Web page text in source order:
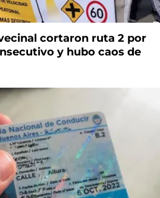
cortaron ruta 2 por
y hubo caos de